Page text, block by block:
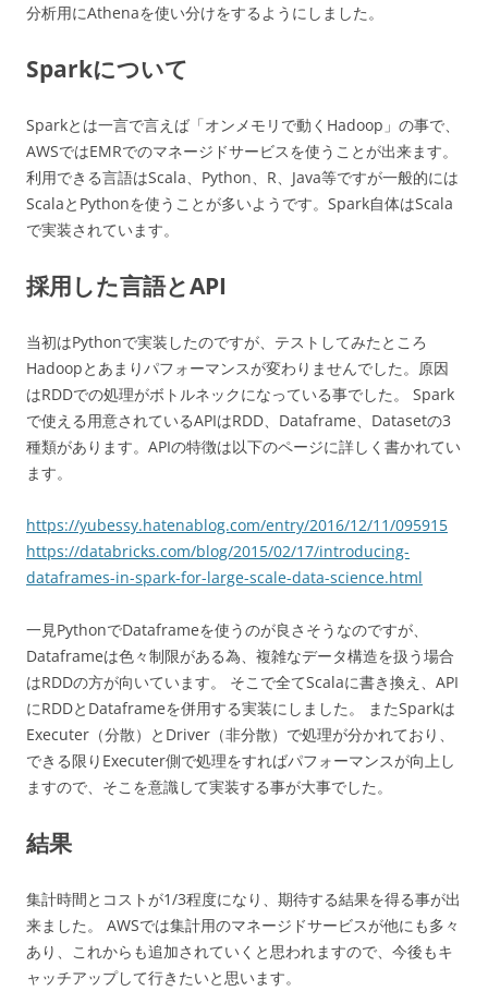
分析用にAthenaを使い分けをするようにしました。
Sparkについて
Sparkとは一言で言えば「オンメモリで動くHadoop」の事で、
AWSではEMRでのマネージドサービスを使うことが出来ます。
利用できる言語はScala、Python、R、Java等ですが一般的には
ScalaとPythonを使うことが多いようです。Spark自体はScala
で実装されています。
採用した言語とAPI
当初はPythonで実装したのですが、テストしてみたところ
Hadoopとあまりパフォーマンスが変わりませんでした。原因
はRDDでの処理がボトルネックになっている事でした。 Spark
で使える用意されているAPIはRDD、Dataframe、Datasetの3
種類があります。APIの特徴は以下のページに詳しく書かれてい
ます。
https://yubessy.hatenablog.com/entry/2016/12/11/095915
https://databricks.com/blog/2015/02/17/introducing-
dataframes-in-spark-for-large-scale-data-science.html
一見PythonでDataframeを使うのが良さそうなのですが、
Dataframeは色々制限がある為、複雑なデータ構造を扱う場合
はRDDの方が向いています。 そこで全てScalaに書き換え、API
にRDDとDataframeを併用する実装にしました。 またSparkは
Executer（分散）とDriver（非分散）で処理が分かれており、
できる限りExecuter側で処理をすればパフォーマンスが向上し
ますので、そこを意識して実装する事が大事でした。
結果
集計時間とコストが1/3程度になり、期待する結果を得る事が出
来ました。 AWSでは集計用のマネージドサービスが他にも多々
あり、これからも追加されていくと思われますので、今後もキ
ャッチアップして行きたいと思います。